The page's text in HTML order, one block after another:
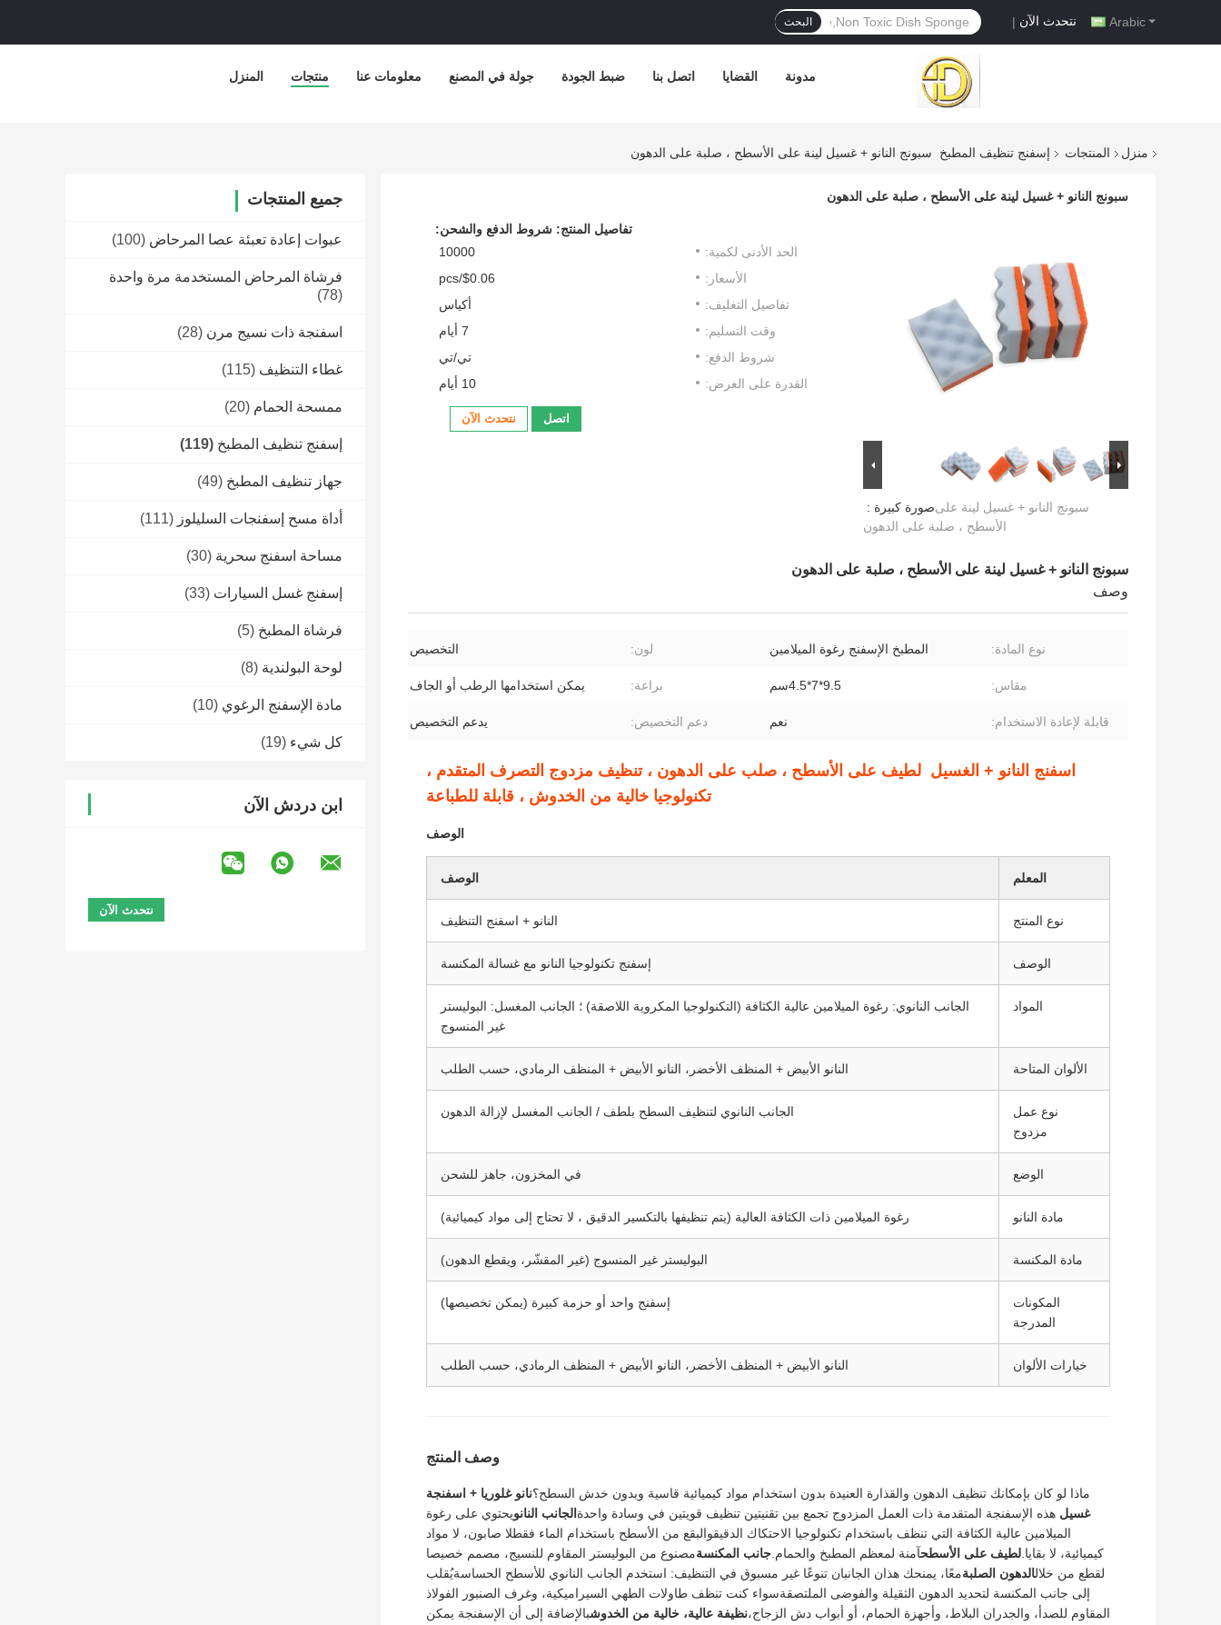
Arabic نتحدث الآن | البحث
المنزل منتجات معلومات عنا جولة في المصنع ضبط الجودة اتصل بنا القضايا مدونة
منزل المنتجات إسفنج تنظيف المطبخ سبونج النانو + غسيل لينة على الأسطح ، صلبة على الدهون
جميع المنتجات
عبوات إعادة تعبئة عصا المرحاض (100)
فرشاة المرحاض المستخدمة مرة واحدة
(78)
اسفنجة ذات نسيج مرن (28)
غطاء التنظيف (115)
ممسحة الحمام (20)
إسفنج تنظيف المطبخ (119)
جهاز تنظيف المطبخ (49)
أداة مسح إسفنجات السليلوز (111)
مساحة اسفنج سحرية (30)
إسفنج غسل السيارات (33)
فرشاة المطبخ (5)
لوحة البولندية (8)
مادة الإسفنج الرغوي (10)
كل شيء (19)
ابن دردش الآن
سبونج النانو + غسيل لينة على الأسطح ، صلبة على الدهون
صورة كبيرة :سبونج النانو + غسيل لينة على
الأسطح ، صلبة على الدهون
تفاصيل المنتج: شروط الدفع والشحن:
الحد الأدنى لكمية:
10000
الأسعار:
$0.06/pcs
تفاصيل التغليف:
أكياس
وقت التسليم:
7 أيام
شروط الدفع:
تي/تي
القدرة على العرض:
10 أيام
اتصل نتحدث الآن
سبونج النانو + غسيل لينة على الأسطح ، صلبة على الدهون
وصف
نوع المادة: المطبخ الإسفنج رغوة الميلامين لون: التخصيص
مقاس: 9.5*7*4.5سم براعة: يمكن استخدامها الرطب أو الجاف
قابلة لإعادة الاستخدام: نعم دعم التخصيص: يدعم التخصيص
اسفنج النانو + الغسيل ️ لطيف على الأسطح ، صلب على الدهون ، تنظيف مزدوج التصرف المتقدم ،
تكنولوجيا خالية من الخدوش ، قابلة للطباعة
الوصف
المعلم الوصف
نوع المنتج النانو + اسفنج التنظيف
الوصف إسفنج تكنولوجيا النانو مع غسالة المكنسة
المواد
الجانب النانوي: رغوة الميلامين عالية الكثافة (التكنولوجيا المكروية اللاصقة) ؛ الجانب المغسل: البوليستر
غير المنسوج
الألوان المتاحة النانو الأبيض + المنظف الأخضر، النانو الأبيض + المنظف الرمادي، حسب الطلب
نوع عمل
مزدوج
الجانب النانوي لتنظيف السطح بلطف / الجانب المغسل لإزالة الدهون
الوضع في المخزون، جاهز للشحن
مادة النانو رغوة الميلامين ذات الكثافة العالية (يتم تنظيفها بالتكسير الدقيق ، لا تحتاج إلى مواد كيميائية)
مادة المكنسة البوليستر غير المنسوج (غير المقشّر، ويقطع الدهون)
المكونات
المدرجة
إسفنج واحد أو حزمة كبيرة (يمكن تخصيصها)
خيارات الألوان النانو الأبيض + المنظف الأخضر، النانو الأبيض + المنظف الرمادي، حسب الطلب
وصف المنتج
ماذا لو كان بإمكانك تنظيف الدهون والقذارة العنيدة بدون استخدام مواد كيميائية قاسية وبدون خدش السطح؟نانو غلوريا + اسفنجة
غسيل هذه الإسفنجة المتقدمة ذات العمل المزدوج تجمع بين تقنيتين تنظيف قويتين في وسادة واحدة الجانب النانويحتوي على رغوة
الميلامين عالية الكثافة التي تنظف باستخدام تكنولوجيا الاحتكاك الدقيقوالبقع من الأسطح باستخدام الماء فقطلا صابون، لا مواد
كيميائية، لا بقايا.لطيف على الأسطحآمنة لمعظم المطبخ والحمام.جانب المكنسةمصنوع من البوليستر المقاوم للنسيج، مصمم خصيصا
لقطع من خلالالدهون الصلبةمعًا، يمنحك هذان الجانبان تنوعًا غير مسبوق في التنظيف: استخدم الجانب النانوي للأسطح الحساسةيُقلب
إلى جانب المكنسة لتحديد الدهون الثقيلة والفوضى الملتصقةسواء كنت تنظف طاولات الطهي السيراميكية، وغرف الصنبور الفولاذ
المقاوم للصدأ، والجدران البلاط، وأجهزة الحمام، أو أبواب دش الزجاج،نظيفة عالية، خالية من الخدوشبالإضافة إلى أن الإسفنجة يمكن